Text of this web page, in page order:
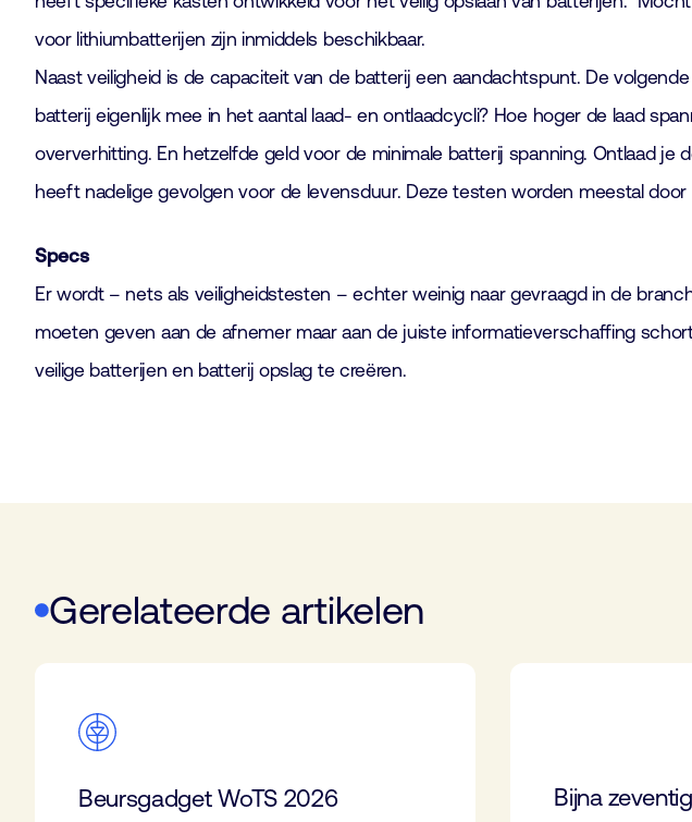
voor lithiumbatterijen zijn inmiddels beschikbaar.
Naast veiligheid is de capaciteit van de batterij een aandachtspunt. De
batterij eigenlijk mee in het aantal laad- en ontlaadcycli? Hoe hoger de laad
oververhitting. En hetzelfde geld voor de minimale batterij spanning. Ontlaad
heeft nadelige gevolgen voor de levensduur. Deze testen worden meestal
Specs
Er wordt – nets als veiligheidstesten – echter weinig naar gevraagd in de
moeten geven aan de afnemer maar aan de juiste informatieverschaffing
veilige batterijen en batterij opslag te creëren.
Gerelateerde artikelen
Beursgadget WoTS 2026
Bijna